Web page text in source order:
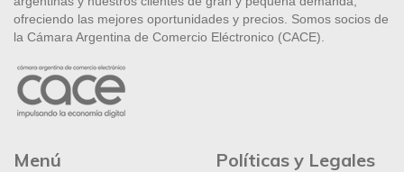
ofreciendo las mejores oportunidades y precios. Somos socios de
la Cámara Argentina de Comercio Eléctronico (CACE).
Menú Políticas y Legales